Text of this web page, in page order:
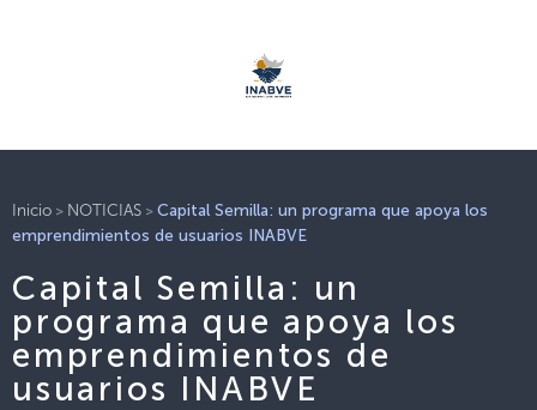
Inicio > NOTICIAS >Capital Semilla: un programa que apoya los
emprendimientos de usuarios INABVE
Capital Semilla: un
programa que apoya los
emprendimientos de
usuarios INABVE